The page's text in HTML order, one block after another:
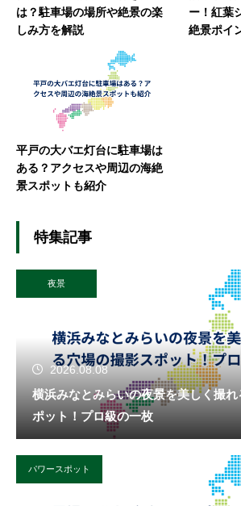
は？駐車場の場所や絶景の楽
しみ方を解説
ー！紅葉
絶景ポイ
平戸の大バエ灯台に駐車場は
ある？アクセスや周辺の海絶
景スポットも紹介
特集記事
夜景
2026.08.08
横浜みなとみらいの夜景を美しく撮れ
ポット！プロ級の一枚
パワースポット